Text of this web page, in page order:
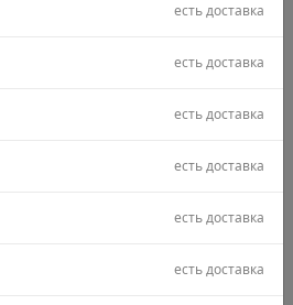
есть доставка
есть доставка
есть доставка
есть доставка
есть доставка
есть доставка
1.000.000 узлов/м2